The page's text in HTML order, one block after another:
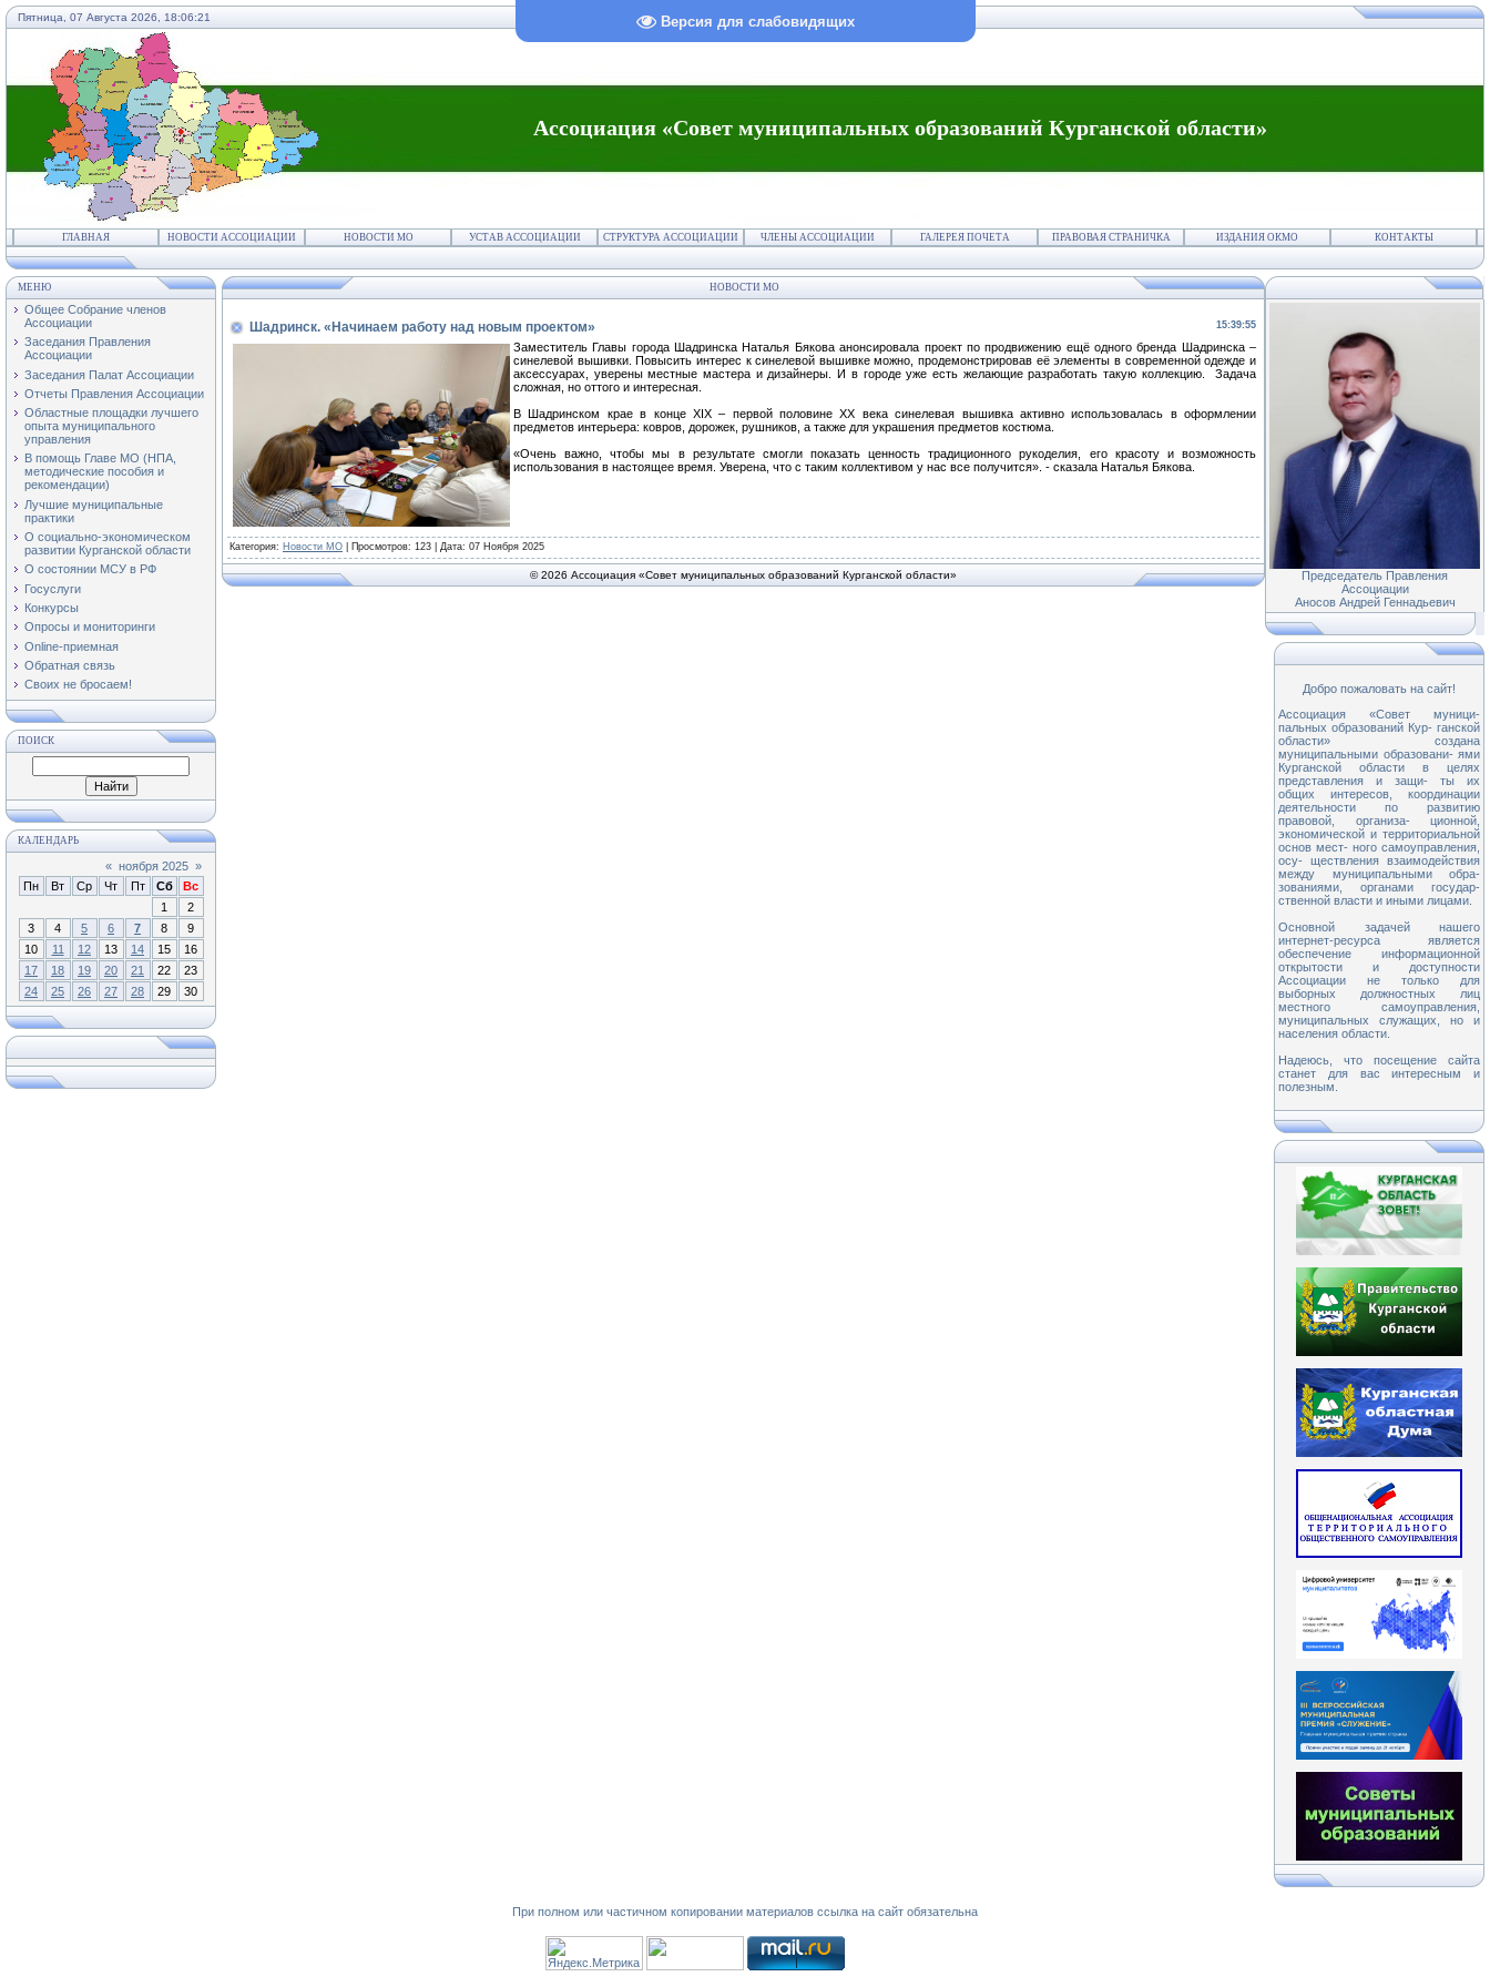
Версия для слабовидящих
Пятница, 07 Августа 2026, 18:06:21
Ассоциация «Совет муниципальных образований Курганской области»
ГЛАВНАЯ НОВОСТИ АССОЦИАЦИИ НОВОСТИ МО УСТАВ АССОЦИАЦИИ СТРУКТУРА АССОЦИАЦИИ ЧЛЕНЫ АССОЦИАЦИИ ГАЛЕРЕЯ ПОЧЕТА ПРАВОВАЯ СТРАНИЧКА ИЗДАНИЯ ОКМО КОНТАКТЫ
МЕНЮ
Общее Собрание членов
Ассоциации
Заседания Правления
Ассоциации
Заседания Палат Ассоциации
Отчеты Правления Ассоциации
Областные площадки лучшего
опыта муниципального
управления
В помощь Главе МО (НПА,
методические пособия и
рекомендации)
Лучшие муниципальные
практики
О социально-экономическом
развитии Курганской области
О состоянии МСУ в РФ
Госуслуги
Конкурсы
Опросы и мониторинги
Online-приемная
Обратная связь
Своих не бросаем!
ПОИСК
КАЛЕНДАРЬ
« ноября 2025 »
Пн
Вт Ср Чт Пт Сб
Вс
1
2
3
4 5 6 7 8
9
10
11 12 13 14 15
16
17
18 19 20 21 22
23
24
25 26 27 28 29 30
НОВОСТИ МО
15:39:55
Шадринск. «Начинаем работу над новым проектом»
Заместитель Главы города Шадринска Наталья Бякова анонсировала проект по продвижению ещё одного бренда Шадринска –
синелевой вышивки. Повысить интерес к синелевой вышивке можно, продемонстрировав её элементы в современной одежде и
аксессуарах, уверены местные мастера и дизайнеры. И в городе уже есть желающие разработать такую коллекцию. Задача
сложная, но оттого и интересная.
В Шадринском крае в конце XIX – первой половине XX века синелевая вышивка активно использовалась в оформлении
предметов интерьера: ковров, дорожек, рушников, а также для украшения предметов костюма.
«Очень важно, чтобы мы в результате смогли показать ценность традиционного рукоделия, его красоту и возможность
использования в настоящее время. Уверена, что с таким коллективом у нас все получится». - сказала Наталья Бякова.
Категория: Новости МО Просмотров: 123 | Дата: 07 Ноября 2025
© 2026 Ассоциация «Совет муниципальных образований Курганской области»
Председатель Правления
Ассоциации
Аносов Андрей Геннадьевич
Добро пожаловать на сайт!
Ассоциация «Совет муници-
пальных образований Кур- ганской
области» создана
муниципальными образовани- ями
Курганской области в целях
представления и защи- ты их
общих интересов, координации
деятельности по развитию
правовой, организа- ционной,
экономической и территориальной
основ мест- ного самоуправления,
осу- ществления взаимодействия
между муниципальными обра-
зованиями, органами государ-
ственной власти и иными лицами.
Основной задачей нашего
интернет-ресурса является
обеспечение информационной
открытости и доступности
Ассоциации не только для
выборных должностных лиц
местного самоуправления,
муниципальных служащих, но и
населения области.
Надеюсь, что посещение сайта
станет для вас интересным и
полезным.
При полном или частичном копировании материалов ссылка на сайт обязательна